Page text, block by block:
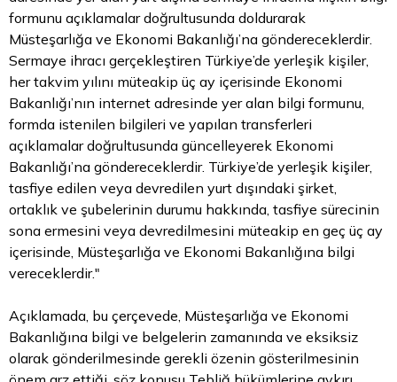
formunu açıklamalar doğrultusunda doldurarak
Müsteşarlığa ve Ekonomi Bakanlığı’na göndereceklerdir.
Sermaye ihracı gerçekleştiren Türkiye’de yerleşik kişiler,
her takvim yılını müteakip üç ay içerisinde Ekonomi
Bakanlığı’nın internet adresinde yer alan bilgi formunu,
formda istenilen bilgileri ve yapılan transferleri
açıklamalar doğrultusunda güncelleyerek Ekonomi
Bakanlığı’na göndereceklerdir. Türkiye’de yerleşik kişiler,
tasfiye edilen veya devredilen yurt dışındaki şirket,
ortaklık ve şubelerinin durumu hakkında, tasfiye sürecinin
sona ermesini veya devredilmesini müteakip en geç üç ay
içerisinde, Müsteşarlığa ve Ekonomi Bakanlığına bilgi
vereceklerdir."
Açıklamada, bu çerçevede, Müsteşarlığa ve Ekonomi
Bakanlığına bilgi ve belgelerin zamanında ve eksiksiz
olarak gönderilmesinde gerekli özenin gösterilmesinin